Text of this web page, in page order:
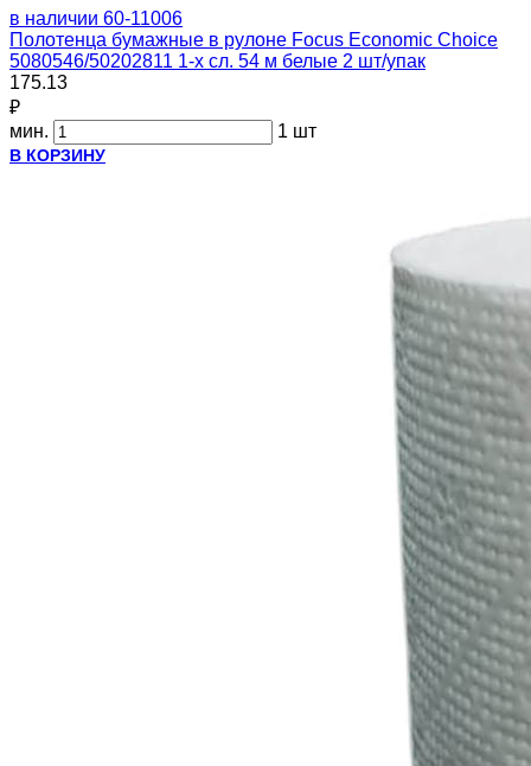
в наличии 60-11006
Полотенца бумажные в рулоне Focus Economic Choice
5080546/50202811 1-х сл. 54 м белые 2 шт/упак
175.13
₽
мин.
1 шт
В КОРЗИНУ